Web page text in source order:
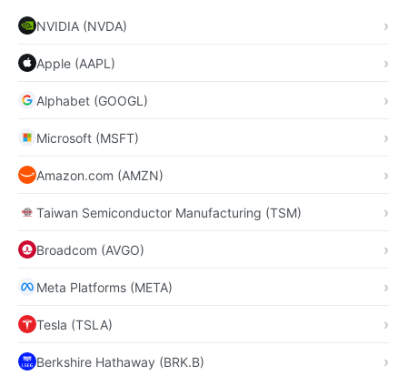
NVIDIA (NVDA)
Apple (AAPL)
Alphabet (GOOGL)
Microsoft (MSFT)
Amazon.com (AMZN)
Taiwan Semiconductor Manufacturing (TSM)
Broadcom (AVGO)
Meta Platforms (META)
Tesla (TSLA)
Berkshire Hathaway (BRK.B)